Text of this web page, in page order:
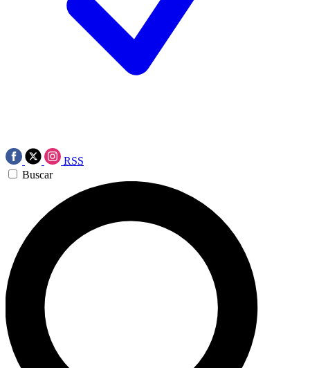
RSS
Buscar